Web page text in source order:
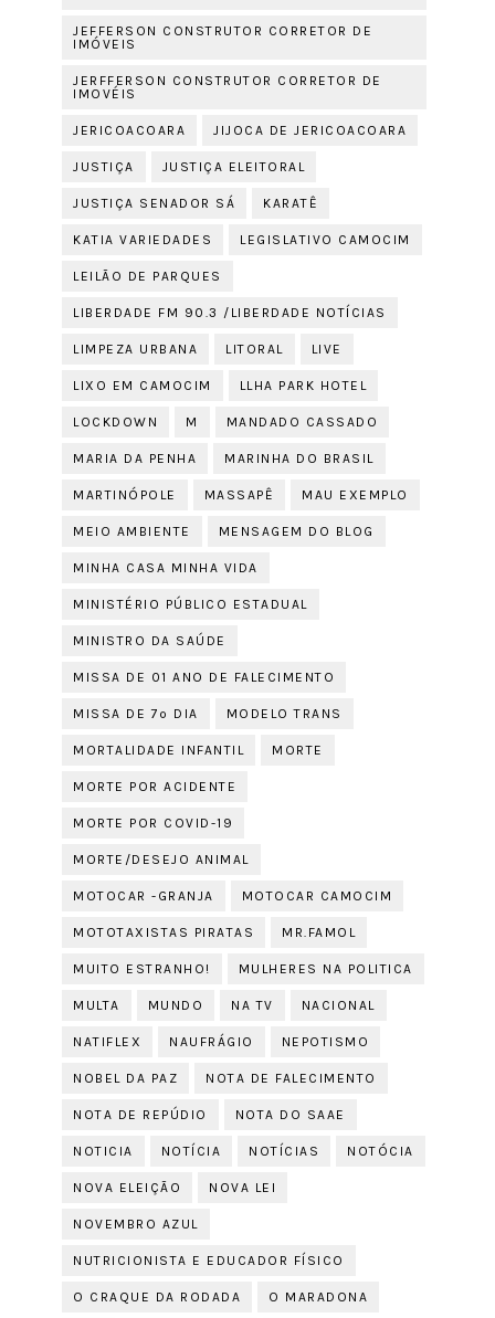
JEFFERSON CONSTRUTOR CORRETOR DE
IMÓVEIS
JERFFERSON CONSTRUTOR CORRETOR DE
IMOVÉIS
JERICOACOARA JIJOCA DE JERICOACOARA
JUSTIÇA JUSTIÇA ELEITORAL
JUSTIÇA SENADOR SÁ KARATÊ
KATIA VARIEDADES LEGISLATIVO CAMOCIM
LEILÃO DE PARQUES
LIBERDADE FM 90.3 /LIBERDADE NOTÍCIAS
LIMPEZA URBANA LITORAL LIVE
LIXO EM CAMOCIM LLHA PARK HOTEL
LOCKDOWN M MANDADO CASSADO
MARIA DA PENHA MARINHA DO BRASIL
MARTINÓPOLE MASSAPÊ MAU EXEMPLO
MEIO AMBIENTE MENSAGEM DO BLOG
MINHA CASA MINHA VIDA
MINISTÉRIO PÚBLICO ESTADUAL
MINISTRO DA SAÚDE
MISSA DE 01 ANO DE FALECIMENTO
MISSA DE 7º DIA MODELO TRANS
MORTALIDADE INFANTIL MORTE
MORTE POR ACIDENTE
MORTE POR COVID-19
MORTE/DESEJO ANIMAL
MOTOCAR -GRANJA MOTOCAR CAMOCIM
MOTOTAXISTAS PIRATAS MR.FAMOL
MUITO ESTRANHO! MULHERES NA POLITICA
MULTA MUNDO NA TV NACIONAL
NATIFLEX NAUFRÁGIO NEPOTISMO
NOBEL DA PAZ NOTA DE FALECIMENTO
NOTA DE REPÚDIO NOTA DO SAAE
NOTICIA NOTÍCIA NOTÍCIAS NOTÓCIA
NOVA ELEIÇÃO NOVA LEI
NOVEMBRO AZUL
NUTRICIONISTA E EDUCADOR FÍSICO
O CRAQUE DA RODADA O MARADONA